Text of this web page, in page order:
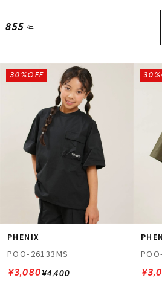
CONTENTS
特集一覧
RIDE LIFE MAGAZINE一
スタッフスナップ
中古/アウトレット サー
中古/アウトレット スノ
会員
店頭
ギ
ア
下
よ
店
お
ニュ
855 件
PHENIX
POO-26133MS
¥4,400
30%OFF
¥3,080